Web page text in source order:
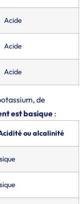
Acide
Acide
Acide
de
est basique:
ou alcalinité